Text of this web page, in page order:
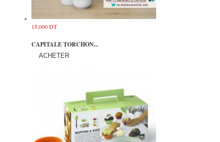
15,000 DT
CAPITALE TORCHON...
ACHETER